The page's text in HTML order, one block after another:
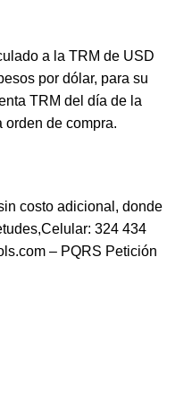
a la TRM de USD
por dólar, para su
TRM del día de la
orden de compra.
costo adicional, donde
324 434
– PQRS Petición